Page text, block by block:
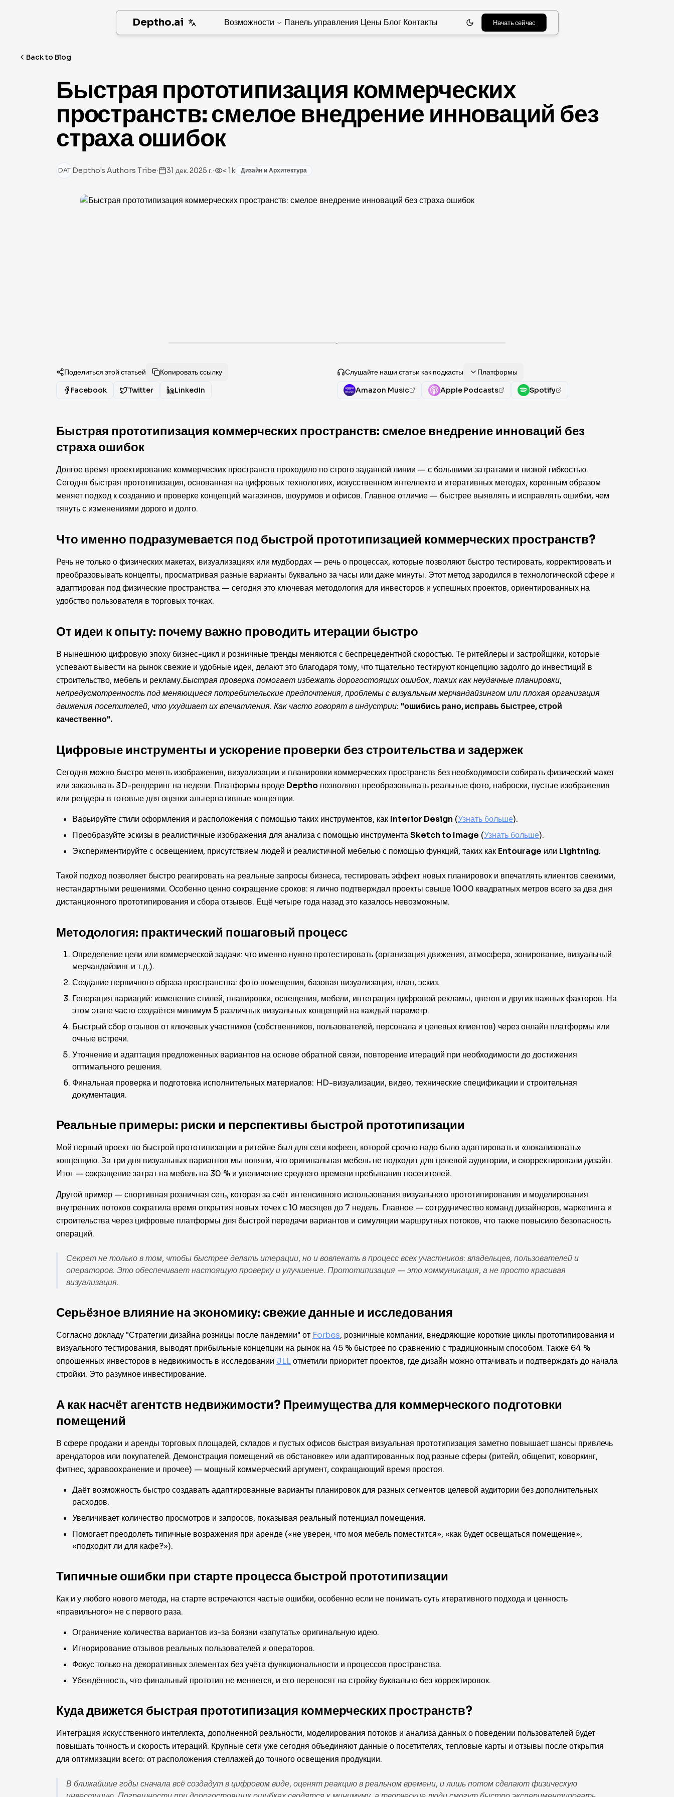
Deptho.ai Возможности Панель управления Цены Блог Контакты Начать сейчас
Back to Blog
Быстрая прототипизация коммерческих
пространств: смелое внедрение инноваций без
страха ошибок
DAT Deptho's Authors Tribe· 31 дек. 2025 г.· < 1k Дизайн и Архитектура
·
Поделиться этой статьей
Копировать ссылку
Facebook
Twitter LinkedIn
Слушайте наши статьи как подкасты
Платформы
Amazon Music
Apple Podcasts Spotify
Быстрая прототипизация коммерческих пространств: смелое внедрение инноваций без
страха ошибок
Долгое время проектирование коммерческих пространств проходило по строго заданной линии — с большими затратами и низкой гибкостью.
Сегодня быстрая прототипизация, основанная на цифровых технологиях, искусственном интеллекте и итеративных методах, коренным образом
меняет подход к созданию и проверке концепций магазинов, шоурумов и офисов. Главное отличие — быстрее выявлять и исправлять ошибки, чем
тянуть с изменениями дорого и долго.
Что именно подразумевается под быстрой прототипизацией коммерческих пространств?
Речь не только о физических макетах, визуализациях или мудбордах — речь о процессах, которые позволяют быстро тестировать, корректировать и
преобразовывать концепты, просматривая разные варианты буквально за часы или даже минуты. Этот метод зародился в технологической сфере и
адаптирован под физические пространства — сегодня это ключевая методология для инвесторов и успешных проектов, ориентированных на
удобство пользователя в торговых точках.
От идеи к опыту: почему важно проводить итерации быстро
В нынешнюю цифровую эпоху бизнес-цикл и розничные тренды меняются с беспрецедентной скоростью. Те ритейлеры и застройщики, которые
успевают вывести на рынок свежие и удобные идеи, делают это благодаря тому, что тщательно тестируют концепцию задолго до инвестиций в
строительство, мебель и рекламу.Быстрая проверка помогает избежать дорогостоящих ошибок, таких как неудачные планировки,
непредусмотренность под меняющиеся потребительские предпочтения, проблемы с визуальным мерчандайзингом или плохая организация
движения посетителей, что ухудшает их впечатления. Как часто говорят в индустрии: "ошибись рано, исправь быстрее, строй
качественно".
Цифровые инструменты и ускорение проверки без строительства и задержек
Сегодня можно быстро менять изображения, визуализации и планировки коммерческих пространств без необходимости собирать физический макет
или заказывать 3D-рендеринг на недели. Платформы вроде Deptho позволяют преобразовывать реальные фото, наброски, пустые изображения
или рендеры в готовые для оценки альтернативные концепции.
Варьируйте стили оформления и расположения с помощью таких инструментов, как Interior Design (Узнать больше).
Преобразуйте эскизы в реалистичные изображения для анализа с помощью инструментаSketch to Image (Узнать больше).
Экспериментируйте с освещением, присутствием людей и реалистичной мебелью с помощью функций, таких как Entourage или Lightning.
Такой подход позволяет быстро реагировать на реальные запросы бизнеса, тестировать эффект новых планировок и впечатлять клиентов свежими,
нестандартными решениями. Особенно ценно сокращение сроков: я лично подтверждал проекты свыше 1000 квадратных метров всего за два дня
дистанционного прототипирования и сбора отзывов. Ещё четыре года назад это казалось невозможным.
Методология: практический пошаговый процесс
Определение цели или коммерческой задачи: что именно нужно протестировать (организация движения, атмосфера, зонирование, визуальный
мерчандайзинг и т.д.).
Создание первичного образа пространства: фото помещения, базовая визуализация, план, эскиз.
Генерация вариаций: изменение стилей, планировки, освещения, мебели, интеграция цифровой рекламы, цветов и других важных факторов. На
этом этапе часто создаётся минимум 5 различных визуальных концепций на каждый параметр.
Быстрый сбор отзывов от ключевых участников (собственников, пользователей, персонала и целевых клиентов) через онлайн платформы или
очные встречи.
Уточнение и адаптация предложенных вариантов на основе обратной связи, повторение итераций при необходимости до достижения
оптимального решения.
Финальная проверка и подготовка исполнительных материалов: HD-визуализации, видео, технические спецификации и строительная
документация.
Реальные примеры: риски и перспективы быстрой прототипизации
Мой первый проект по быстрой прототипизации в ритейле был для сети кофеен, которой срочно надо было адаптировать и «локализовать»
концепцию. За три дня визуальных вариантов мы поняли, что оригинальная мебель не подходит для целевой аудитории, и скорректировали дизайн.
Итог — сокращение затрат на мебель на 30 % и увеличение среднего времени пребывания посетителей.
Другой пример — спортивная розничная сеть, которая за счёт интенсивного использования визуального прототипирования и моделирования
внутренних потоков сократила время открытия новых точек с 10 месяцев до 7 недель. Главное — сотрудничество команд дизайнеров, маркетинга и
строительства через цифровые платформы для быстрой передачи вариантов и симуляции маршрутных потоков, что также повысило безопасность
операций.
Секрет не только в том, чтобы быстрее делать итерации, но и вовлекать в процесс всех участников: владельцев, пользователей и
операторов. Это обеспечивает настоящую проверку и улучшение. Прототипизация — это коммуникация, а не просто красивая
визуализация.
Серьёзное влияние на экономику: свежие данные и исследования
Согласно докладу "Стратегии дизайна розницы после пандемии" от Forbes, розничные компании, внедряющие короткие циклы прототипирования и
визуального тестирования, выводят прибыльные концепции на рынок на 45 % быстрее по сравнению с традиционным способом. Также 64 %
опрошенных инвесторов в недвижимость в исследовании JLLотметили приоритет проектов, где дизайн можно оттачивать и подтверждать до начала
стройки. Это разумное инвестирование.
А как насчёт агентств недвижимости? Преимущества для коммерческого подготовки
помещений
В сфере продажи и аренды торговых площадей, складов и пустых офисов быстрая визуальная прототипизация заметно повышает шансы привлечь
арендаторов или покупателей. Демонстрация помещений «в обстановке» или адаптированных под разные сферы (ритейл, общепит, коворкинг,
фитнес, здравоохранение и прочее) — мощный коммерческий аргумент, сокращающий время простоя.
Даёт возможность быстро создавать адаптированные варианты планировок для разных сегментов целевой аудитории без дополнительных
расходов.
Увеличивает количество просмотров и запросов, показывая реальный потенциал помещения.
Помогает преодолеть типичные возражения при аренде («не уверен, что моя мебель поместится», «как будет освещаться помещение»,
«подходит ли для кафе?»).
Типичные ошибки при старте процесса быстрой прототипизации
Как и у любого нового метода, на старте встречаются частые ошибки, особенно если не понимать суть итеративного подхода и ценность
«правильного» не с первого раза.
Ограничение количества вариантов из-за боязни «запутать» оригинальную идею.
Игнорирование отзывов реальных пользователей и операторов.
Фокус только на декоративных элементах без учёта функциональности и процессов пространства.
Убеждённость, что финальный прототип не меняется, и его переносят на стройку буквально без корректировок.
Куда движется быстрая прототипизация коммерческих пространств?
Интеграция искусственного интеллекта, дополненной реальности, моделирования потоков и анализа данных о поведении пользователей будет
повышать точность и скорость итераций. Крупные сети уже сегодня объединяют данные о посетителях, тепловые карты и отзывы после открытия
для оптимизации всего: от расположения стеллажей до точного освещения продукции.
В ближайшие годы сначала всё создадут в цифровом виде, оценят реакцию в реальном времени, и лишь потом сделают физическую